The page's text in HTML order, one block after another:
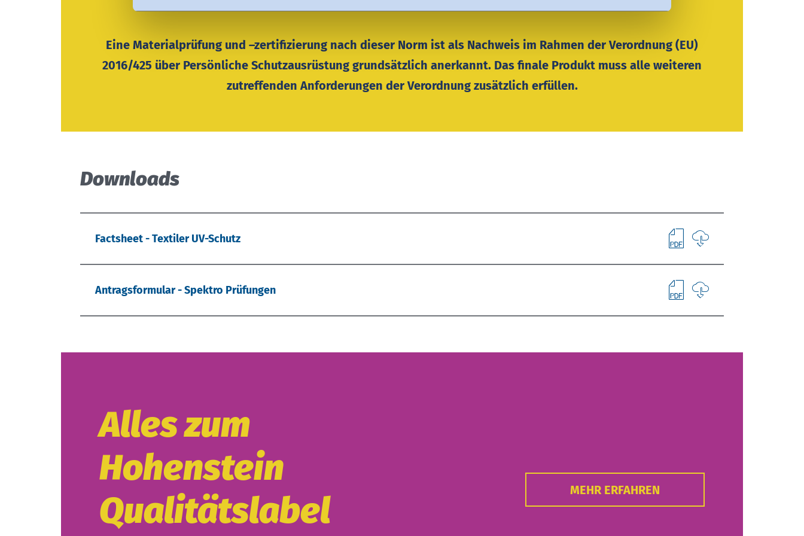
Eine Materialprüfung und –zertifizierung nach dieser Norm ist als Nachweis im Rahmen der Verordnung (EU)
2016/425 über Persönliche Schutzausrüstung grundsätzlich anerkannt. Das finale Produkt muss alle weiteren
zutreffenden Anforderungen der Verordnung zusätzlich erfüllen.
Downloads
Factsheet - Textiler UV-Schutz
Antragsformular - Spektro Prüfungen
Alles zum
Hohenstein
Qualitätslabel
MEHR ERFAHREN